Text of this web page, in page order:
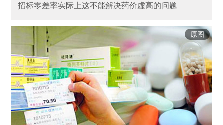
招标零差率实际上这不能解决药价虚高的问题
原图